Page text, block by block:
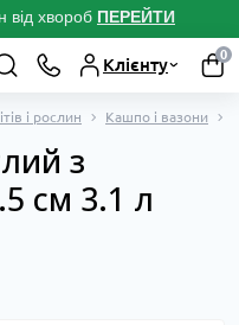
від хвороб ПЕРЕЙТИ
Клієнту
0
і рослин Кашпо і вазони
з
см 3.1 л